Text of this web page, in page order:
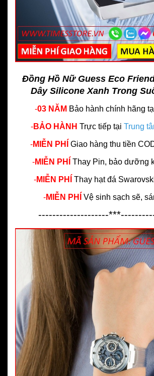
Đồng Hồ Nữ Guess Eco
Dây Silicone Xanh Trong
-03 NĂM Bảo hành chính hãng
-BẢO HÀNH Trực tiếp tại Trung
-MIỄN PHÍ Giao hàng thu tiền
-MIỄN PHÍ Thay Pin, bảo dưỡng
-MIỄN PHÍ Thay hạt đá
-MIỄN PHÍ Vệ sinh sạch sẽ,
--------------------